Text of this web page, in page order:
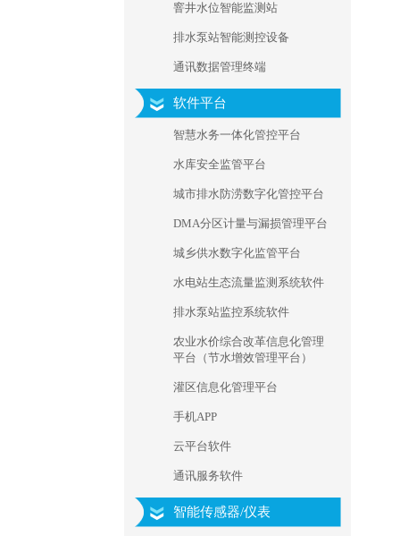
窨井水位智能监测站
排水泵站智能测控设备
通讯数据管理终端
软件平台
智慧水务一体化管控平台
水库安全监管平台
城市排水防涝数字化管控平台
DMA分区计量与漏损管理平台
城乡供水数字化监管平台
水电站生态流量监测系统软件
排水泵站监控系统软件
农业水价综合改革信息化管理
平台（节水增效管理平台）
灌区信息化管理平台
手机APP
云平台软件
通讯服务软件
智能传感器/仪表